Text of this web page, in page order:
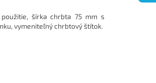
šírka chrbta 75 mm s
vymeniteľný chrbtový štítok.